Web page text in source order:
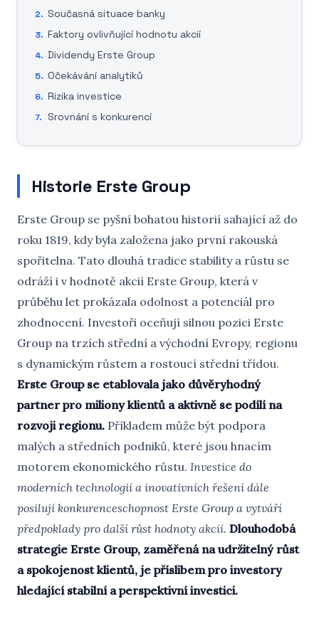
Současná situace banky
Faktory ovlivňující hodnotu akcií
Dividendy Erste Group
Očekávání analytiků
Rizika investice
Srovnání s konkurencí
Historie Erste Group
Erste Group se pyšní bohatou historií sahající až do
roku 1819, kdy byla založena jako první rakouská
spořitelna. Tato dlouhá tradice stability a růstu se
odráží i v hodnotě akcií Erste Group, která v
průběhu let prokázala odolnost a potenciál pro
zhodnocení. Investoři oceňují silnou pozici Erste
Group na trzích střední a východní Evropy, regionu
s dynamickým růstem a rostoucí střední třídou.
Erste Group se etablovala jako důvěryhodný
partner pro miliony klientů a aktivně se podílí na
rozvoji regionu. Příkladem může být podpora
malých a středních podniků, které jsou hnacím
motorem ekonomického růstu. Investice do
moderních technologií a inovativních řešení dále
posilují konkurenceschopnost Erste Group a vytváří
předpoklady pro další růst hodnoty akcií. Dlouhodobá
strategie Erste Group, zaměřená na udržitelný růst
a spokojenost klientů, je příslibem pro investory
hledající stabilní a perspektivní investici.